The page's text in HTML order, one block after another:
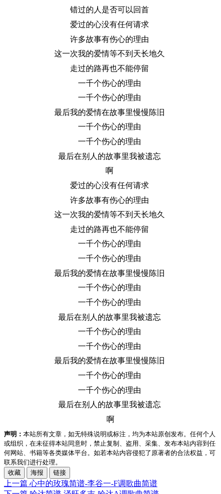
错过的人是否可以回首
爱过的心没有任何请求
许多故事有伤心的理由
这一次我的爱情等不到天长地久
走过的路再也不能停留
一千个伤心的理由
一千个伤心的理由
最后我的爱情在故事里慢慢陈旧
一千个伤心的理由
一千个伤心的理由
最后在别人的故事里我被遗忘
啊
爱过的心没有任何请求
许多故事有伤心的理由
这一次我的爱情等不到天长地久
走过的路再也不能停留
一千个伤心的理由
一千个伤心的理由
最后我的爱情在故事里慢慢陈旧
一千个伤心的理由
一千个伤心的理由
最后在别人的故事里我被遗忘
一千个伤心的理由
一千个伤心的理由
最后我的爱情在故事里慢慢陈旧
一千个伤心的理由
一千个伤心的理由
最后在别人的故事里我被遗忘
啊
声明： 本站所有文章，如无特殊说明或标注，均为本站原创发布。任何个人
或组织，在未征得本站同意时，禁止复制、盗用、采集、发布本站内容到任
何网站、书籍等各类媒体平台。如若本站内容侵犯了原著者的合法权益，可
联系我们进行处理。
收藏
海报 链接
上一篇 心中的玫瑰简谱-李谷一-F调歌曲简谱